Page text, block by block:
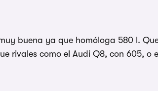
buena ya que homóloga 580 l.
rivales como el Audi Q8, con 605, o